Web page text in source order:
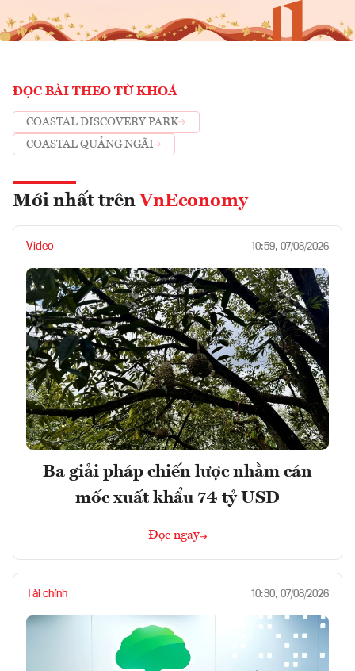
ĐỌC BÀI THEO TỪ KHOÁ
COASTAL DISCOVERY PARK
COASTAL QUẢNG NGÃI
Mới nhất trên VnEconomy
Video 10:59, 07/08/2026
Ba giải pháp chiến lược nhằm cán
mốc xuất khẩu 74 tỷ USD
Đọc ngay
Tài chính 10:30, 07/08/2026